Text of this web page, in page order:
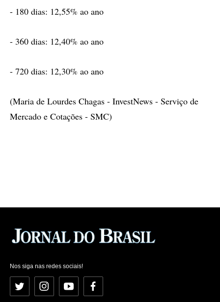
- 180 dias: 12,55% ao ano
- 360 dias: 12,40% ao ano
- 720 dias: 12,30% ao ano
(Maria de Lourdes Chagas - InvestNews - Serviço de
Mercado e Cotações - SMC)
Nos siga nas redes sociais!
Twitter InstagramYouTubeFacebook